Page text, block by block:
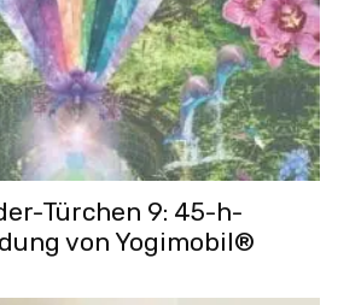
Türchen 9: 45-h-
von Yogimobil®